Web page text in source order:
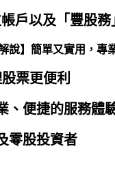
戶以及「豐股務
票更便利
、便捷的服務體
零股投資者